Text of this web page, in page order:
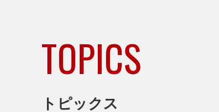
TOPICS
トピックス